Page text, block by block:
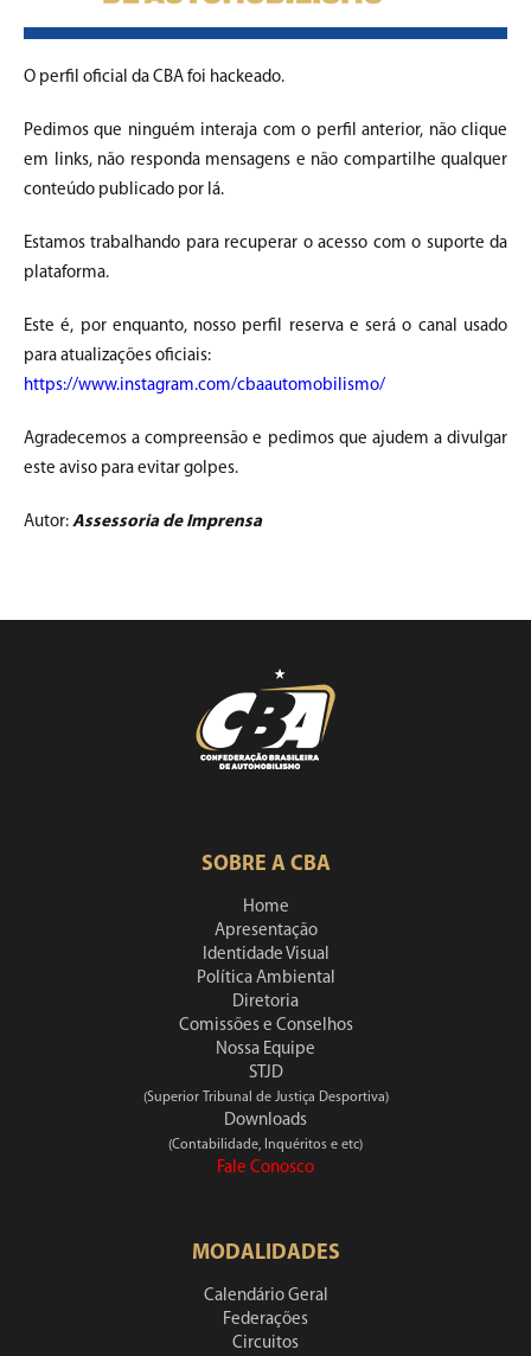
O perfil oficial da CBA foi hackeado.
Pedimos que ninguém interaja com o perfil anterior, não clique
em links, não responda mensagens e não compartilhe qualquer
conteúdo publicado por lá.
Estamos trabalhando para recuperar o acesso com o suporte da
plataforma.
Este é, por enquanto, nosso perfil reserva e será o canal usado
para atualizações oficiais:
https://www.instagram.com/cbaautomobilismo/
Agradecemos a compreensão e pedimos que ajudem a divulgar
este aviso para evitar golpes.
Autor: Assessoria de Imprensa
SOBRE A CBA
Home
Apresentação
Identidade Visual
Política Ambiental
Diretoria
Comissões e Conselhos
Nossa Equipe
STJD
(Superior Tribunal de Justiça Desportiva)
Downloads
(Contabilidade, Inquéritos e etc)
Fale Conosco
MODALIDADES
Calendário Geral
Federações
Circuitos